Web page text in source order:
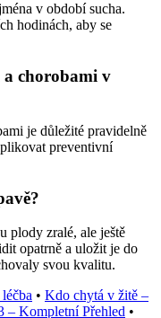
v období sucha.
hodinách, aby se
chorobami v
je důležité pravidelně
preventivní
plody zralé, ale ještě
opatrně a uložit je do
svou kvalitu.
• Kdo chytá v žitě –
– Kompletní Přehled •